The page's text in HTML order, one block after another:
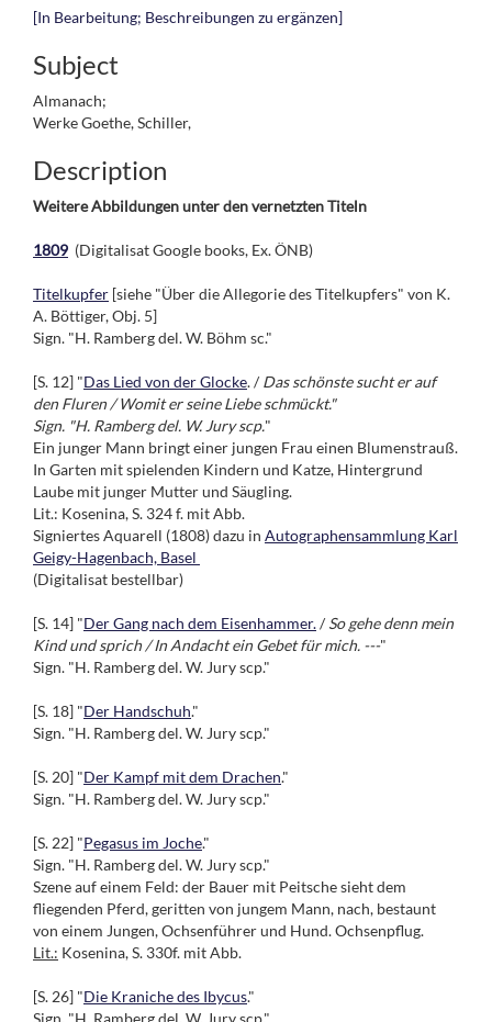
[In Bearbeitung; Beschreibungen zu ergänzen]
Subject
Almanach;
Werke Goethe, Schiller,
Description
Weitere Abbildungen unter den vernetzten Titeln
1809 (Digitalisat Google books, Ex. ÖNB)
Titelkupfer [siehe "Über die Allegorie des Titelkupfers" von K.
A. Böttiger, Obj. 5]
Sign. "H. Ramberg del. W. Böhm sc."
[S. 12] "Das Lied von der Glocke. /Das schönste sucht er auf
den Fluren / Womit er seine Liebe schmückt."
Sign. "H. Ramberg del. W. Jury scp."
Ein junger Mann bringt einer jungen Frau einen Blumenstrauß.
In Garten mit spielenden Kindern und Katze, Hintergrund
Laube mit junger Mutter und Säugling.
Lit.: Kosenina, S. 324 f. mit Abb.
Signiertes Aquarell (1808) dazu in Autographensammlung Karl
Geigy-Hagenbach, Basel
(Digitalisat bestellbar)
[S. 14] "Der Gang nach dem Eisenhammer./So gehe denn mein
Kind und sprich / In Andacht ein Gebet für mich. ---"
Sign. "H. Ramberg del. W. Jury scp."
[S. 18] "Der Handschuh."
Sign. "H. Ramberg del. W. Jury scp."
[S. 20] "Der Kampf mit dem Drachen."
Sign. "H. Ramberg del. W. Jury scp."
[S. 22] "Pegasus im Joche."
Sign. "H. Ramberg del. W. Jury scp."
Szene auf einem Feld: der Bauer mit Peitsche sieht dem
fliegenden Pferd, geritten von jungem Mann, nach, bestaunt
von einem Jungen, Ochsenführer und Hund. Ochsenpflug.
Lit.: Kosenina, S. 330f. mit Abb.
[S. 26] "Die Kraniche des Ibycus."
Sign. "H. Ramberg del. W. Jury scp."